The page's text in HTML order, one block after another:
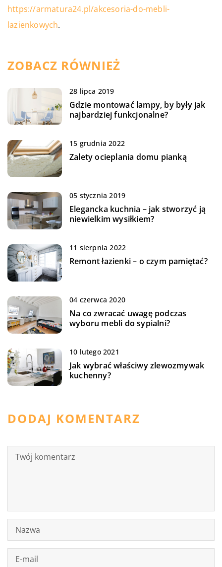
https://armatura24.pl/akcesoria-do-mebli-
lazienkowych.
ZOBACZ RÓWNIEŻ
28 lipca 2019
Gdzie montować lampy, by były jak
najbardziej funkcjonalne?
15 grudnia 2022
Zalety ocieplania domu pianką
05 stycznia 2019
Elegancka kuchnia – jak stworzyć ją
niewielkim wysiłkiem?
11 sierpnia 2022
Remont łazienki – o czym pamiętać?
04 czerwca 2020
Na co zwracać uwagę podczas
wyboru mebli do sypialni?
10 lutego 2021
Jak wybrać właściwy zlewozmywak
kuchenny?
DODAJ KOMENTARZ